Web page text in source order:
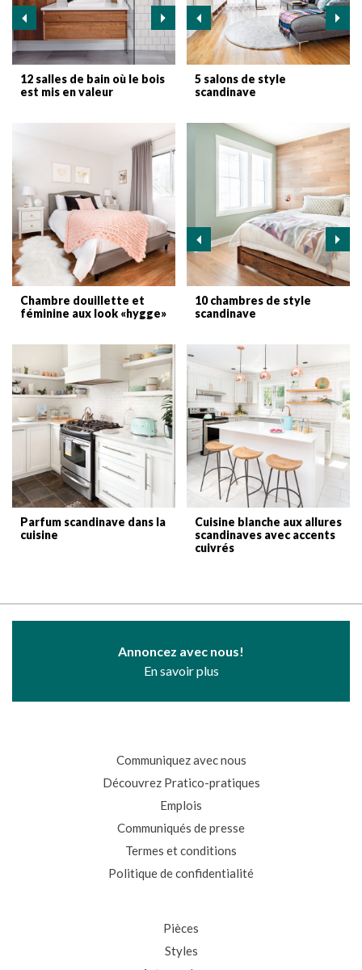
12 salles de bain où le bois
est mis en valeur
5 salons de style
scandinave
Chambre douillette et
féminine aux look «hygge»
10 chambres de style
scandinave
Parfum scandinave dans la
cuisine
Cuisine blanche aux allures
scandinaves avec accents
cuivrés
Annoncez avec nous!
En savoir plus
Communiquez avec nous
Découvrez Pratico-pratiques
Emplois
Communiqués de presse
Termes et conditions
Politique de confidentialité
Pièces
Styles